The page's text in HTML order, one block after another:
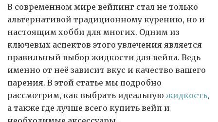
В современном мире вейпинг стал не только
альтернативой традиционному курению, но и
настоящим хобби для многих. Одним из
ключевых аспектов этого увлечения является
правильный выбор жидкости для вейпа. Ведь
именно от неё зависит вкус и качество вашего
парения. В этой статье мы подробно
рассмотрим, как выбрать идеальную жидкость,
а также где лучше всего купить вейп и